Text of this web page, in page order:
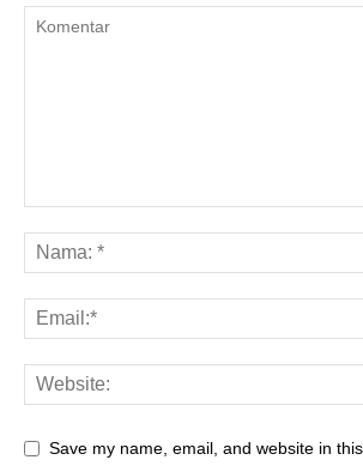
Save my name, email, and website in